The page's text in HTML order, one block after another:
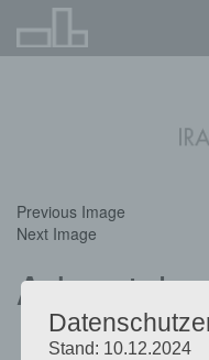
Previous Image
Next Image
Stand: 10.12.2024